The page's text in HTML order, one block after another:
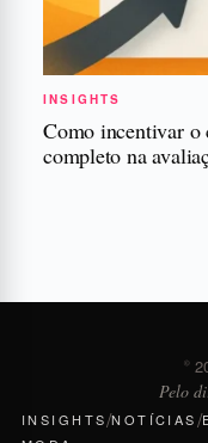
INSIGHTS
Como incentivar o
completo na
©
Pelo
INSIGHTS/NOTÍCIAS/